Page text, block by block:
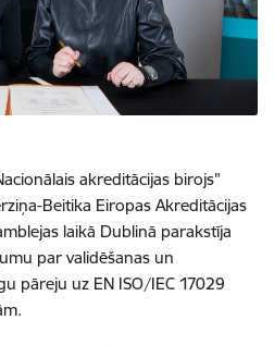
akreditācijas birojs"
Beitika Eiropas Akreditācijas
laikā Dublinā parakstīja
par validēšanas un
pāreju uz EN ISO/IEC 17029